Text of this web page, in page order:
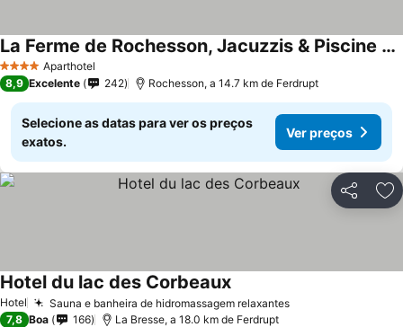
4 EstrelasAparthotel
La Ferme de Rochesson, Jacuzzis & Piscine commune
8,9 Excelente 242 Rochesson, a 14.7 km de Ferdrupt
Selecione as datas para ver os preços
exatos.
Ver preços
Partilhar
Hotel Sauna e banheira de hidromassagem relaxantes
Hotel du lac des Corbeaux
7,8 Boa 166 La Bresse, a 18.0 km de Ferdrupt